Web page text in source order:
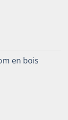
en bois